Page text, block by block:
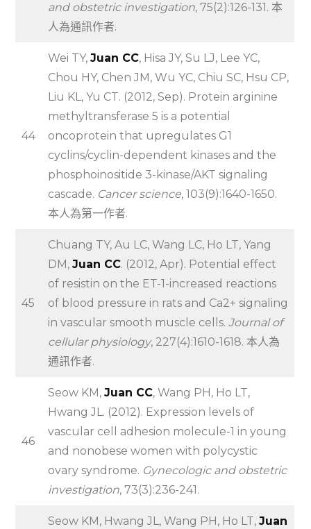
and obstetric investigation, 75(2):126-131. 本
人為通訊作者.
44
Wei TY,Juan CC, Hisa JY, Su LJ, Lee YC,
Chou HY, Chen JM, Wu YC, Chiu SC, Hsu CP,
Liu KL, Yu CT. (2012, Sep). Protein arginine
methyltransferase 5 is a potential
oncoprotein that upregulates G1
cyclins/cyclin-dependent kinases and the
phosphoinositide 3-kinase/AKT signaling
cascade. Cancer science, 103(9):1640-1650.
本人為第一作者.
45
Chuang TY, Au LC, Wang LC, Ho LT, Yang
DM,Juan CC. (2012, Apr). Potential effect
of resistin on the ET-1-increased reactions
of blood pressure in rats and Ca2+ signaling
in vascular smooth muscle cells.Journal of
cellular physiology, 227(4):1610-1618. 本人為
通訊作者.
46
Seow KM,Juan CC, Wang PH, Ho LT,
Hwang JL. (2012). Expression levels of
vascular cell adhesion molecule-1 in young
and nonobese women with polycystic
ovary syndrome. Gynecologic and obstetric
investigation, 73(3):236-241.
Seow KM, Hwang JL, Wang PH, Ho LT,Juan